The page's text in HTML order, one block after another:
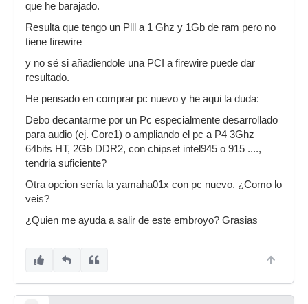
que he barajado.
Resulta que tengo un Plll a 1 Ghz y 1Gb de ram pero no
tiene firewire
y no sé si añadiendole una PCI a firewire puede dar
resultado.
He pensado en comprar pc nuevo y he aqui la duda:
Debo decantarme por un Pc especialmente desarrollado
para audio (ej. Core1) o ampliando el pc a P4 3Ghz
64bits HT, 2Gb DDR2, con chipset intel945 o 915 ....,
tendria suficiente?
Otra opcion sería la yamaha01x con pc nuevo. ¿Como lo
veis?
¿Quien me ayuda a salir de este embroyo? Grasias